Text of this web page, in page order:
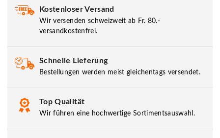
Kostenloser Versand
Wir versenden schweizweit ab Fr. 80.-
versandkostenfrei.
Schnelle Lieferung
Bestellungen werden meist gleichentags versendet.
Top Qualität
Wir führen eine hochwertige Sortimentsauswahl.